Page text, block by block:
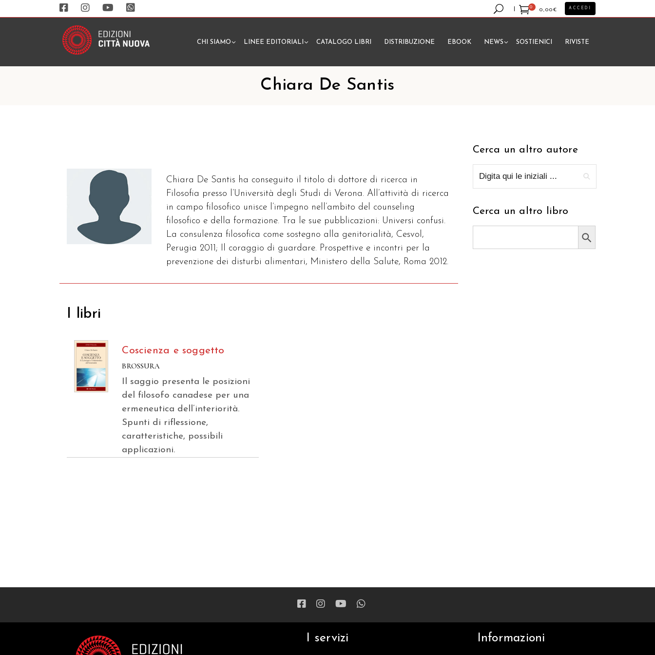
0
0,00€
Nessun prodotto nel carrello.
ACCEDI
CHI SIAMO LINEE EDITORIALI CATALOGO LIBRI DISTRIBUZIONE EBOOK NEWS SOSTIENICI RIVISTE
Chiara De Santis
Chiara De Santis ha conseguito il titolo di dottore di ricerca in
Filosofia presso l’Università degli Studi di Verona. All’attività di ricerca
in campo filosofico unisce l’impegno nell’ambito del counseling
filosofico e della formazione. Tra le sue pubblicazioni: Universi confusi.
La consulenza filosofica come sostegno alla genitorialità, Cesvol,
Perugia 2011; Il coraggio di guardare. Prospettive e incontri per la
prevenzione dei disturbi alimentari, Ministero della Salute, Roma 2012.
I libri
Coscienza e soggetto
BROSSURA
Il saggio presenta le posizioni
del filosofo canadese per una
ermeneutica dell’interiorità.
Spunti di riflessione,
caratteristiche, possibili
applicazioni.
Cerca un altro autore
Cerca un altro libro
Search Button
I servizi Informazioni